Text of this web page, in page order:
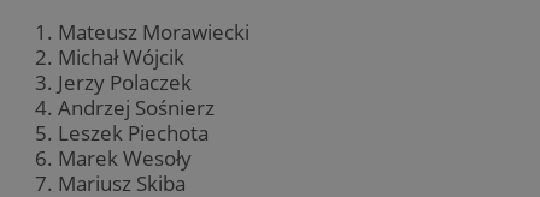
Mateusz Morawiecki
Michał Wójcik
Jerzy Polaczek
Andrzej Sośnierz
Leszek Piechota
Marek Wesoły
Mariusz Skiba